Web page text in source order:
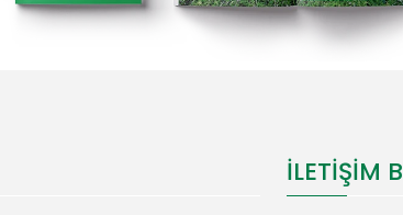
İLETIŞIM